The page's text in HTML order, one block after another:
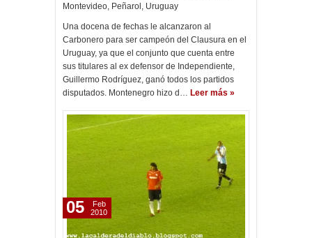
Montevideo, Peñarol , Uruguay
Una docena de fechas le alcanzaron al
Carbonero para ser campeón del Clausura en el
Uruguay, ya que el conjunto que cuenta entre
sus titulares al ex defensor de Independiente,
Guillermo Rodríguez, ganó todos los partidos
disputados. Montenegro hizo d… Leer más »
05
Feb
2010